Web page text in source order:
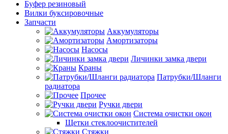
Буфер резиновый
Вилки буксировочные
Запчасти
Аккумуляторы
Амортизаторы
Насосы
Личинки замка двери
Краны
Патрубки/Шланги
радиатора
Прочее
Ручки двери
Система очистки окон
Щетки стеклоочистителей
Стяжки